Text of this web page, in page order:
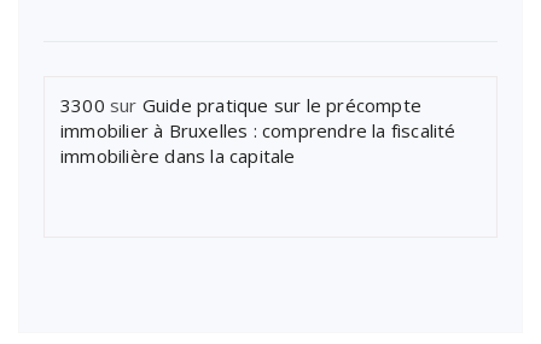
3300 sur Guide pratique sur le précompte
immobilier à Bruxelles : comprendre la fiscalité
immobilière dans la capitale